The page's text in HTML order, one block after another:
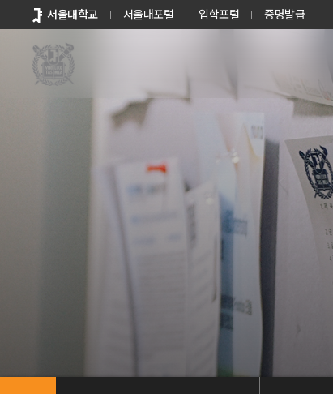
바로가기
메뉴
서울대학교 서울대포털 입학포털 증명발급